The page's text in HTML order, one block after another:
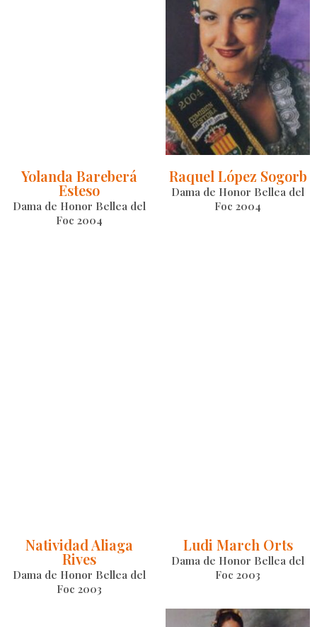
Yolanda Bareberá
Esteso
Dama de Honor Bellea del
Foc 2004
Raquel López Sogorb
Dama de Honor Bellea del
Foc 2004
Natividad Aliaga
Rives
Dama de Honor Bellea del
Foc 2003
Ludi March Orts
Dama de Honor Bellea del
Foc 2003